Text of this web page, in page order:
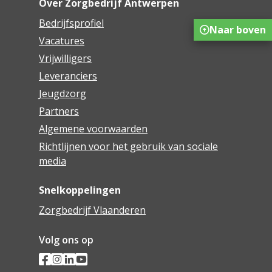
Over Zorgbedrijf Antwerpen
Bedrijfsprofiel
Vacatures
Vrijwilligers
Leveranciers
Jeugdzorg
Partners
Algemene voorwaarden
Richtlijnen voor het gebruik van sociale
media
Snelkoppelingen
Zorgbedrijf Vlaanderen
Volg ons op
Naar boven